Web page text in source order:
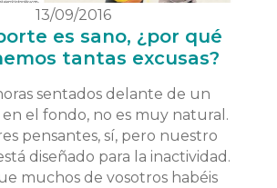
13/09/2016
es sano, ¿por qué
tantas excusas?
sentados delante de un
el fondo, no es muy natural.
pensantes, sí, pero nuestro
diseñado para la inactividad.
muchos de vosotros habéis